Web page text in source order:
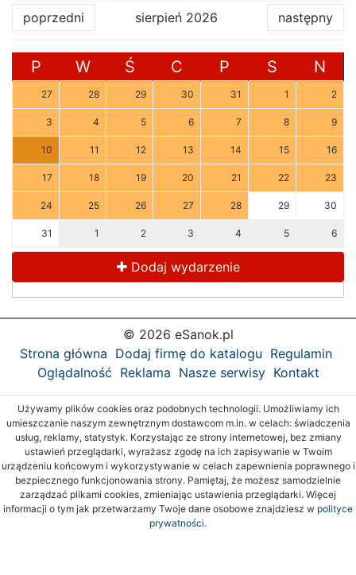
poprzedni sierpień 2026 następny
P W Ś C P S N
27 28 29 30 31 1 2
3 4 5 6 7 8 9
10 11 12 13 14 15 16
17 18 19 20 21 22 23
24 25 26 27 28 29 30
31 1 2 3 4 5 6
Dodaj wydarzenie
© 2026 eSanok.pl
Strona główna Dodaj firmę do katalogu Regulamin
Oglądalność Reklama Nasze serwisy Kontakt
Używamy plików cookies oraz podobnych technologii. Umożliwiamy ich
umieszczanie naszym zewnętrznym dostawcom m.in. w celach: świadczenia
usług, reklamy, statystyk. Korzystając ze strony internetowej, bez zmiany
ustawień przeglądarki, wyrażasz zgodę na ich zapisywanie w Twoim
urządzeniu końcowym i wykorzystywanie w celach zapewnienia poprawnego i
bezpiecznego funkcjonowania strony. Pamiętaj, że możesz samodzielnie
zarządzać plikami cookies, zmieniając ustawienia przeglądarki. Więcej
informacji o tym jak przetwarzamy Twoje dane osobowe znajdziesz w polityce
prywatności.